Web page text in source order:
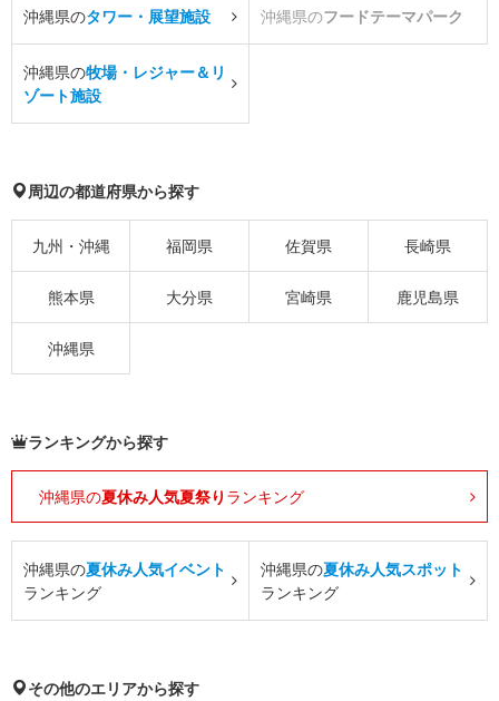
沖縄県のタワー・展望施設 沖縄県のフードテーマパーク
沖縄県の牧場・レジャー＆リ
ゾート施設
周辺の都道府県から探す
九州・沖縄 福岡県 佐賀県 長崎県
熊本県 大分県 宮崎県 鹿児島県
沖縄県
ランキングから探す
沖縄県の夏休み人気夏祭り ランキング
沖縄県の夏休み人気イベント
ランキング
沖縄県の夏休み人気スポット
ランキング
その他のエリアから探す